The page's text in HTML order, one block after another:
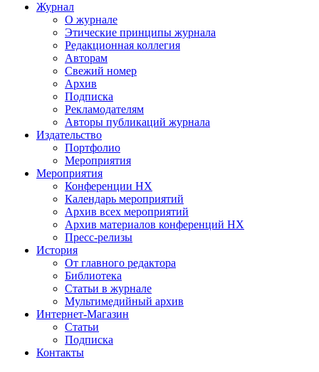
Журнал
О журнале
Этические принципы журнала
Редакционная коллегия
Авторам
Свежий номер
Архив
Подписка
Рекламодателям
Авторы публикаций журнала
Издательство
Портфолио
Мероприятия
Мероприятия
Конференции НХ
Календарь мероприятий
Архив всех мероприятий
Архив материалов конференций НХ
Пресс-релизы
История
От главного редактора
Библиотека
Статьи в журнале
Мультимедийный архив
Интернет-Магазин
Статьи
Подписка
Контакты